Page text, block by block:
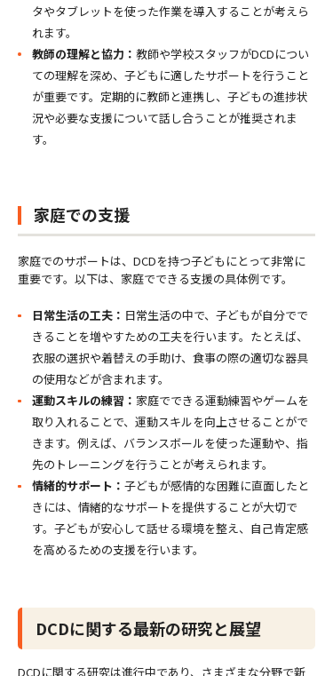
タやタブレットを使った作業を導入することが考えら
れます。
教師の理解と協力： 教師や学校スタッフがDCDについ
ての理解を深め、子どもに適したサポートを行うこと
が重要です。定期的に教師と連携し、子どもの進捗状
況や必要な支援について話し合うことが推奨されま
す。
家庭での支援
家庭でのサポートは、DCDを持つ子どもにとって非常に
重要です。以下は、家庭でできる支援の具体例です。
日常生活の工夫： 日常生活の中で、子どもが自分でで
きることを増やすための工夫を行います。たとえば、
衣服の選択や着替えの手助け、食事の際の適切な器具
の使用などが含まれます。
運動スキルの練習： 家庭でできる運動練習やゲームを
取り入れることで、運動スキルを向上させることがで
きます。例えば、バランスボールを使った運動や、指
先のトレーニングを行うことが考えられます。
情緒的サポート： 子どもが感情的な困難に直面したと
きには、情緒的なサポートを提供することが大切で
す。子どもが安心して話せる環境を整え、自己肯定感
を高めるための支援を行います。
DCDに関する最新の研究と展望
DCDに関する研究は進行中であり、さまざまな分野で新